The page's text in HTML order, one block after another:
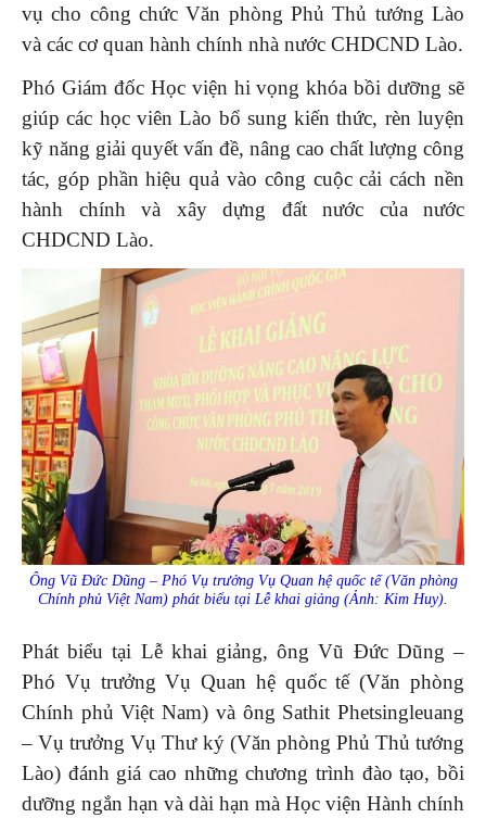
vụ cho công chức Văn phòng Phủ Thủ tướng Lào
và các cơ quan hành chính nhà nước CHDCND Lào.
Phó Giám đốc Học viện hi vọng khóa bồi dưỡng sẽ
giúp các học viên Lào bổ sung kiến thức, rèn luyện
kỹ năng giải quyết vấn đề, nâng cao chất lượng công
tác, góp phần hiệu quả vào công cuộc cải cách nền
hành chính và xây dựng đất nước của nước
CHDCND Lào.
Ông Vũ Đức Dũng – Phó Vụ trưởng Vụ Quan hệ quốc tế (Văn phòng
Chính phủ Việt Nam) phát biểu tại Lễ khai giảng (Ảnh: Kim Huy).
Phát biểu tại Lễ khai giảng, ông Vũ Đức Dũng –
Phó Vụ trưởng Vụ Quan hệ quốc tế (Văn phòng
Chính phủ Việt Nam) và ông Sathit Phetsingleuang
– Vụ trưởng Vụ Thư ký (Văn phòng Phủ Thủ tướng
Lào) đánh giá cao những chương trình đào tạo, bồi
dưỡng ngắn hạn và dài hạn mà Học viện Hành chính